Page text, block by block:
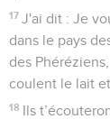
17 J'ai dit : Je
dans le pays
des
coulent le lait
18 Ils